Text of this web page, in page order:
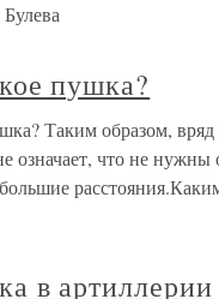
пушка?
Таким образом,
означает, что не нужны
в артиллерии